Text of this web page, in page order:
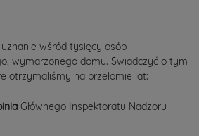
wśród tysięcy osób
wymarzonego domu. Świadczyć o tym
otrzymaliśmy na przełomie lat:
Głównego Inspektoratu Nadzoru